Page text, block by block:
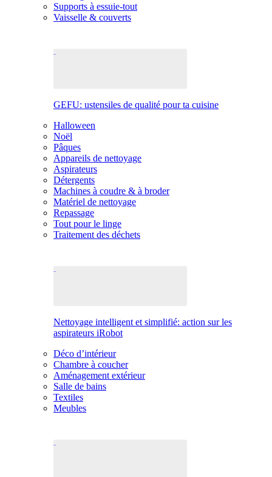
Supports à essuie-tout
Vaisselle & couverts
GEFU: ustensiles de qualité pour ta cuisine
Halloween
Noël
Pâques
Appareils de nettoyage
Aspirateurs
Détergents
Machines à coudre & à broder
Matériel de nettoyage
Repassage
Tout pour le linge
Traitement des déchets
Nettoyage intelligent et simplifié: action sur les
aspirateurs iRobot
Déco d’intérieur
Chambre à coucher
Aménagement extérieur
Salle de bains
Textiles
Meubles